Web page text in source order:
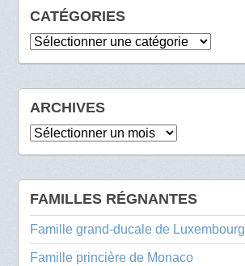
CATÉGORIES
Catégories
ARCHIVES
Archives
FAMILLES RÉGNANTES
Famille grand-ducale de Luxembourg
Famille princière de Monaco